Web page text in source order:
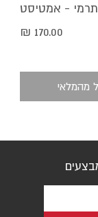
- אמטיסט
מחיר
מהמלאי